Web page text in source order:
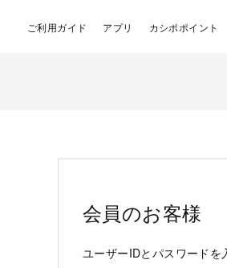
ご利用ガイド アプリ カシポポイント
会員のお客様
ユーザーIDとパスワードを